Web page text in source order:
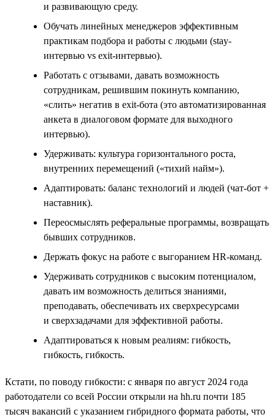
и развивающую среду.
Обучать линейных менеджеров эффективным
практикам подбора и работы с людьми (stay-
интервью vs exit-интервью).
Работать с отзывами, давать возможность
сотрудникам, решившим покинуть компанию,
«слить» негатив в exit-бота (это автоматизированная
анкета в диалоговом формате для выходного
интервью).
Удерживать: культура горизонтального роста,
внутренних перемещений («тихий найм»).
Адаптировать: баланс технологий и людей (чат-бот +
наставник).
Переосмыслять реферальные программы, возвращать
бывших сотрудников.
Держать фокус на работе с выгоранием HR-команд.
Удерживать сотрудников с высоким потенциалом,
давать им возможность делиться знаниями,
преподавать, обеспечивать их сверхресурсами
и сверхзадачами для эффективной работы.
Адаптироваться к новым реалиям: гибкость,
гибкость, гибкость.
Кстати, по поводу гибкости: с января по август 2024 года
работодатели со всей России открыли на hh.ru почти 185
тысяч вакансий с указанием гибридного формата работы, что